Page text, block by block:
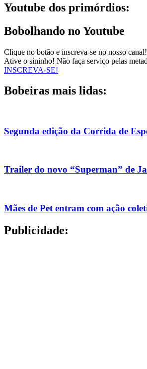
Youtube dos primórdios:
Bobolhando no Youtube
Clique no botão e inscreva-se no nosso canal!
Ative o sininho! Não faça serviço pelas
INSCREVA-SE!
Bobeiras mais lidas:
Segunda edição da Corrida de
Trailer do novo “Superman” de
Mães de Pet entram com ação
Publicidade: